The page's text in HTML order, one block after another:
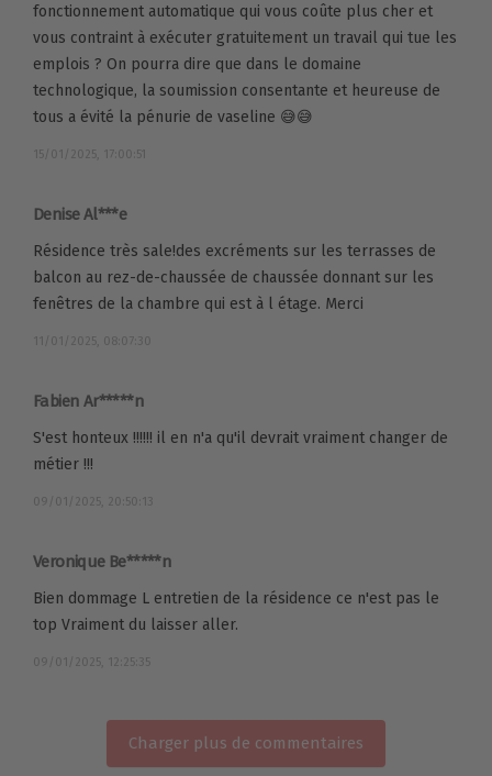
fonctionnement automatique qui vous coûte plus cher et
vous contraint à exécuter gratuitement un travail qui tue les
emplois ? On pourra dire que dans le domaine
technologique, la soumission consentante et heureuse de
tous a évité la pénurie de vaseline 😅😅
15/01/2025, 17:00:51
Denise Al***e
Résidence très sale!des excréments sur les terrasses de
balcon au rez-de-chaussée de chaussée donnant sur les
fenêtres de la chambre qui est à l étage. Merci
11/01/2025, 08:07:30
Fabien Ar*****n
S'est honteux !!!!!! il en n'a qu'il devrait vraiment changer de
métier !!!
09/01/2025, 20:50:13
Veronique Be*****n
Bien dommage L entretien de la résidence ce n'est pas le
top Vraiment du laisser aller.
09/01/2025, 12:25:35
Charger plus de commentaires